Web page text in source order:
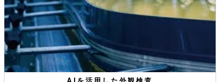
AIを活用した外観検査